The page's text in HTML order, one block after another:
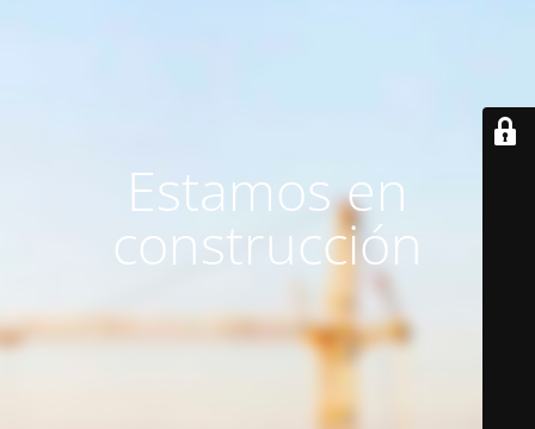
Estamos en
construcción